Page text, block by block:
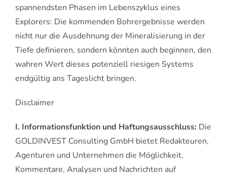
spannendsten Phasen im Lebenszyklus eines
Explorers: Die kommenden Bohrergebnisse werden
nicht nur die Ausdehnung der Mineralisierung in der
Tiefe definieren, sondern könnten auch beginnen, den
wahren Wert dieses potenziell riesigen Systems
endgültig ans Tageslicht bringen.
Disclaimer
I. Informationsfunktion und Haftungsausschluss: Die
GOLDINVEST Consulting GmbH bietet Redakteuren,
Agenturen und Unternehmen die Möglichkeit,
Kommentare, Analysen und Nachrichten auf